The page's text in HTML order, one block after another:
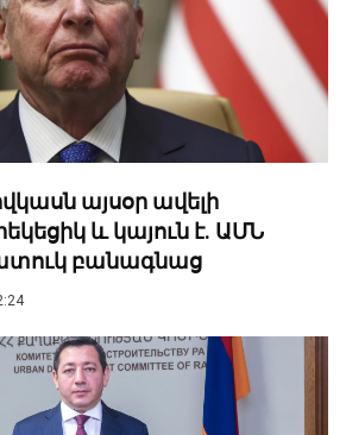
այսօր ավելի
և կայուն է. ԱՄՆ
բանագնաց